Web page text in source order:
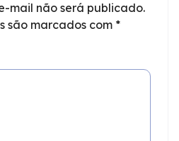
mail não será publicado.
são marcados com *